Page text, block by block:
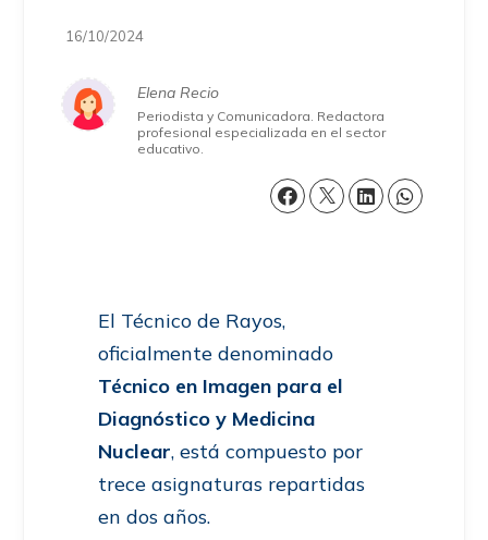
16/10/2024
Elena Recio
Periodista y Comunicadora. Redactora
profesional especializada en el sector
educativo.
El Técnico de Rayos,
oficialmente denominado
Técnico en Imagen para el
Diagnóstico y Medicina
Nuclear, está compuesto por
trece asignaturas repartidas
en dos años.